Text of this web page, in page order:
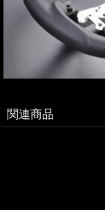
関連商品